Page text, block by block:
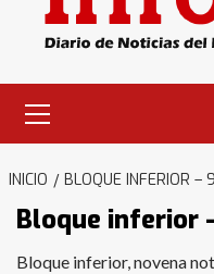
primario
INICIO BLOQUE INFERIOR – 9
Bloque inferior
Bloque inferior, novena